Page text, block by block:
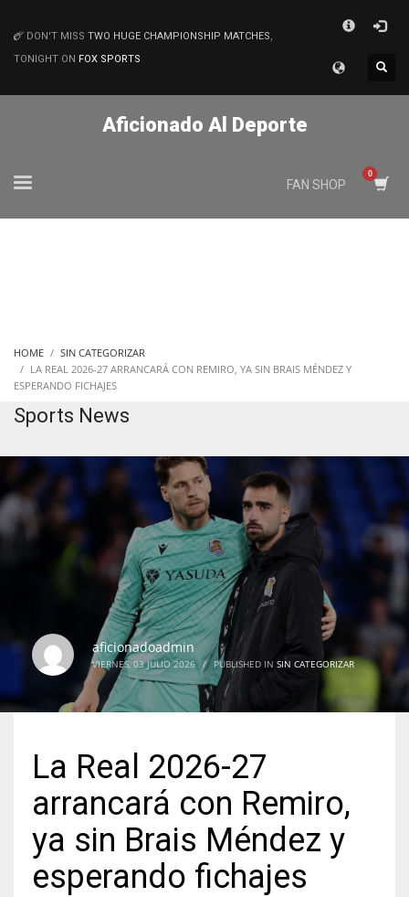
MATCHES
DON'T MISS TWO HUGE CHAMPIONSHIP MATCHES,
TONIGHT ON FOX SPORTS
Aficionado Al Deporte
FAN SHOP
HOME
SIN CATEGORIZAR
LA REAL 2026-27 ARRANCARÁ CON REMIRO, YA SIN BRAIS MÉNDEZ Y
ESPERANDO FICHAJES
Sports News
aficionadoadmin
VIERNES, 03 JULIO 2026 / PUBLISHED IN SIN CATEGORIZAR
La Real 2026-27
arrancará con Remiro,
ya sin Brais Méndez y
esperando fichajes